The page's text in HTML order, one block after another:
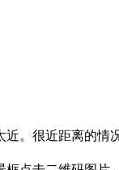
近。很近距离的情